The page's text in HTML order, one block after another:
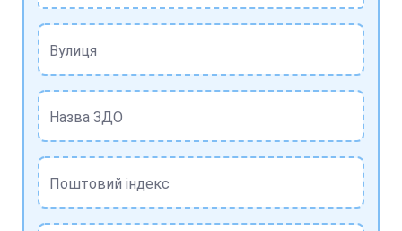
Вулиця
Назва ЗДО
Поштовий індекс